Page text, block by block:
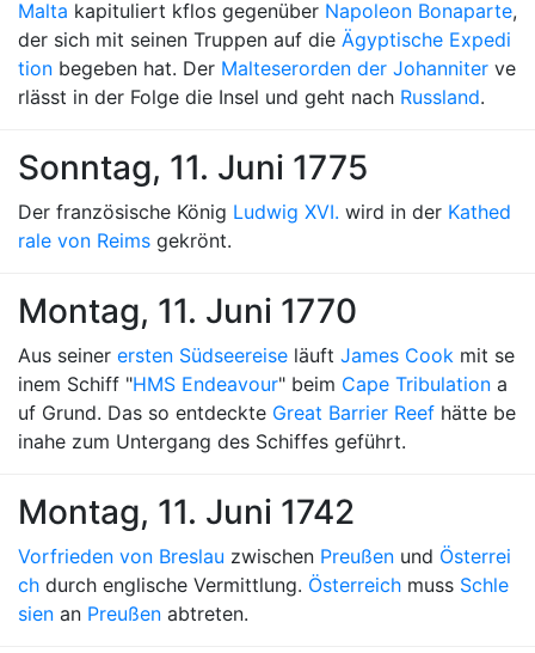
Malta kapituliert kflos gegenüber Napoleon Bonaparte,
der sich mit seinen Truppen auf die Ägyptische Expedi
tion begeben hat. Der Malteserorden der Johanniter ve
rlässt in der Folge die Insel und geht nach Russland.
Sonntag, 11. Juni 1775
Der französische König Ludwig XVI. wird in der Kathed
rale von Reims gekrönt.
Montag, 11. Juni 1770
Aus seiner ersten Südseereise läuft James Cook mit se
inem Schiff "HMS Endeavour" beim Cape Tribulation a
uf Grund. Das so entdeckte Great Barrier Reef hätte be
inahe zum Untergang des Schiffes geführt.
Montag, 11. Juni 1742
Vorfrieden von Breslau zwischen Preußen und Österrei
ch durch englische Vermittlung. Österreich muss Schle
sien an Preußen abtreten.